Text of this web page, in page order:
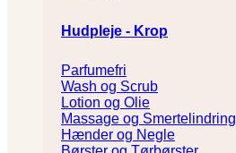
Hudpleje - Krop
Parfumefri
Wash og Scrub
Lotion og Olie
Massage og Smertelindring
Hænder og Negle